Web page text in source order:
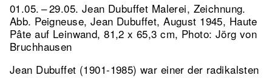
01.05. – 29.05. Jean Dubuffet Malerei, Zeichnung.
Abb. Peigneuse, Jean Dubuffet, August 1945, Haute
Pâte auf Leinwand, 81,2 x 65,3 cm, Photo: Jörg von
Bruchhausen
Jean Dubuffet (1901-1985) war einer der radikalsten